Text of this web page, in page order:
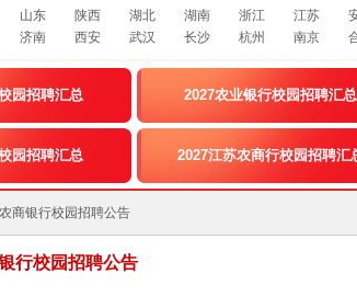
山东 陕西 湖北 湖南 浙江 江苏
济南 西安 武汉 长沙 杭州 南京
园招聘汇总 2027农业银行校园招聘汇总
园招聘汇总 2027江苏农商行校园招聘汇
农商银行校园招聘公告
行校园招聘公告